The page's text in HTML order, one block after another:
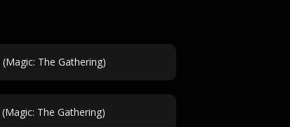
The Gathering)
The Gathering)